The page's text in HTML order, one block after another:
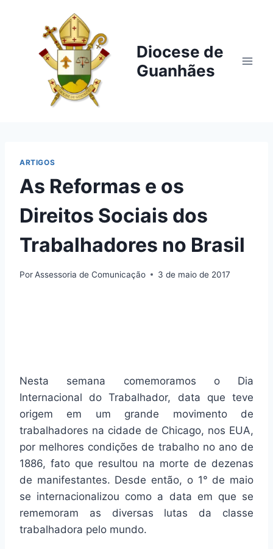
Conteúdo
Diocese de
Guanhães
ARTIGOS
As Reformas e os
Direitos Sociais dos
Trabalhadores no Brasil
PorAssessoria de Comunicação 3 de maio de 2017
Nesta semana comemoramos o Dia
Internacional do Trabalhador, data que teve
origem em um grande movimento de
trabalhadores na cidade de Chicago, nos EUA,
por melhores condições de trabalho no ano de
1886, fato que resultou na morte de dezenas
de manifestantes. Desde então, o 1° de maio
se internacionalizou como a data em que se
rememoram as diversas lutas da classe
trabalhadora pelo mundo.